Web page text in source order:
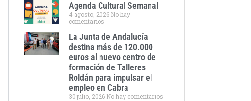
Agenda Cultural Semanal
4 agosto, 2026 No hay
comentarios
La Junta de Andalucía
destina más de 120.000
euros al nuevo centro de
formación de Talleres
Roldán para impulsar el
empleo en Cabra
30 julio, 2026 No hay comentarios